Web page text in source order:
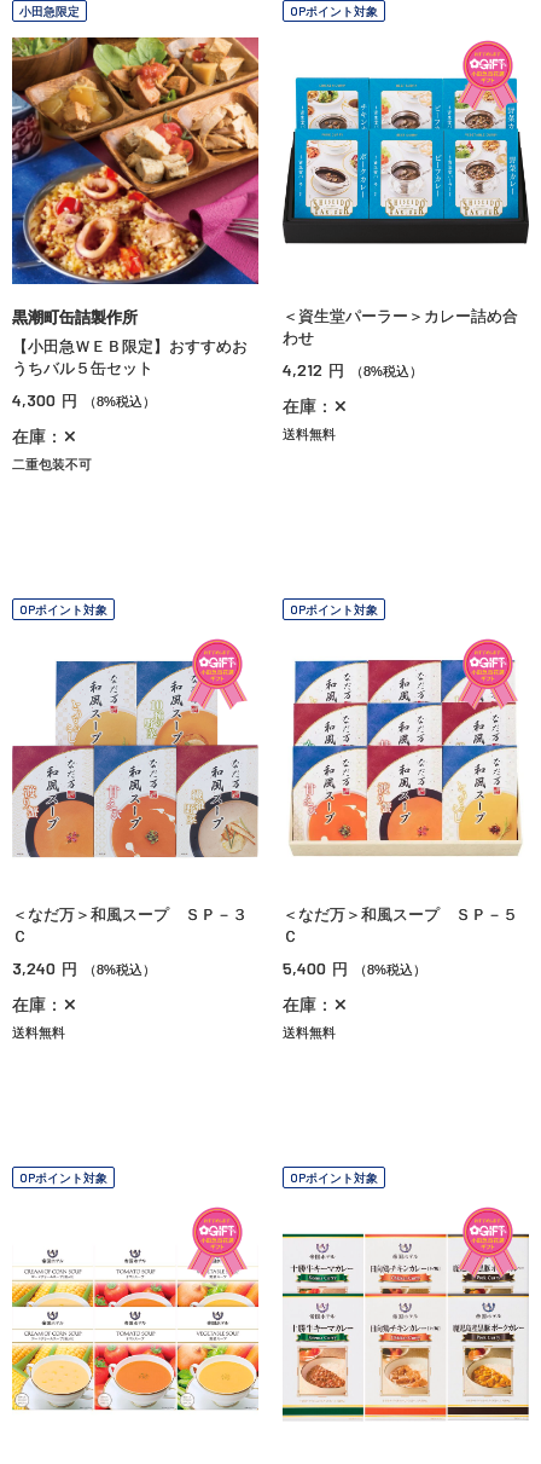
小田急限定
黒潮町缶詰製作所
【小田急ＷＥＢ限定】おすすめお
うちバル５缶セット
4,300 円 （8%税込）
在庫：✕
二重包装不可
OPポイント対象
＜資生堂パーラー＞カレー詰め合
わせ
4,212 円 （8%税込）
在庫：✕
送料無料
OPポイント対象
＜なだ万＞和風スープ ＳＰ－３
Ｃ
3,240 円 （8%税込）
在庫：✕
送料無料
OPポイント対象
＜なだ万＞和風スープ ＳＰ－５
Ｃ
5,400 円 （8%税込）
在庫：✕
送料無料
OPポイント対象 OPポイント対象